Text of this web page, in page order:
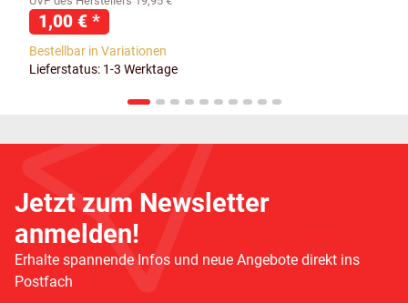
1,00 € *
Bestellbar in Variationen
Lieferstatus: 1-3 Werktage
Jetzt zum Newsletter
anmelden!
Erhalte spannende Infos und neue Angebote direkt ins
Postfach